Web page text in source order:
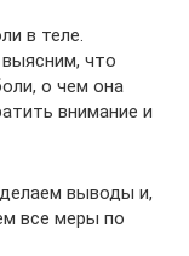
в теле.
что
о чем она
внимание и
выводы и,
все меры по